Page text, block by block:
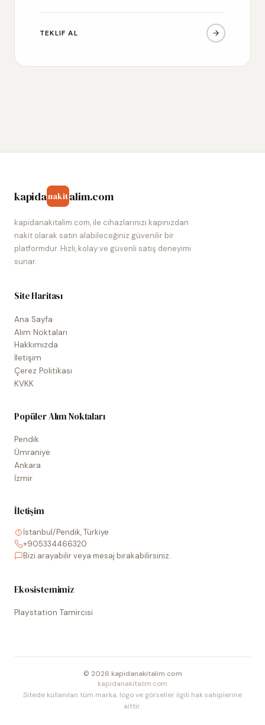
TEKLIF AL
kapidanakitalim.com
kapidanakitalim.com, ile cihazlarınızı kapınızdan
nakit olarak satın alabileceğiniz güvenilir bir
platformdur. Hızlı, kolay ve güvenli satış deneyimi
sunar.
Site Haritası
Ana Sayfa
Alım Noktaları
Hakkımızda
İletişim
Çerez Politikası
KVKK
Popüler Alım Noktaları
Pendik
Ümraniye
Ankara
İzmir
İletişim
İstanbul/Pendik, Türkiye
+905334466320
Bizi arayabilir veya mesaj bırakabilirsiniz.
Ekosistemimiz
Playstation Tamircisi
© 2026 kapidanakitalim.com
kapidanakitalim.com
Sitede kullanılan tüm marka, logo ve görseller ilgili hak sahiplerine
aittir.